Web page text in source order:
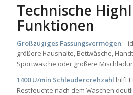
Technische
Funktionen
Großzügiges Fassungsvermögen –
größere Haushalte, Bettwäsche,
Sportwäsche oder größere
1400 U/min Schleuderdrehzahl hilft
Restfeuchte nach dem Waschen